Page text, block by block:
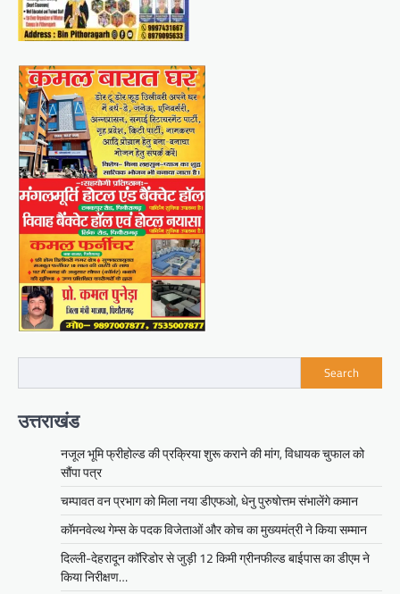
Search
उत्तराखंड
नजूल भूमि फ्रीहोल्ड की प्रक्रिया शुरू कराने की मांग, विधायक चुफाल को
सौंपा पत्र
चम्पावत वन प्रभाग को मिला नया डीएफओ, धेनु पुरुषोत्तम संभालेंगे कमान
कॉमनवेल्थ गेम्स के पदक विजेताओं और कोच का मुख्यमंत्री ने किया सम्मान
दिल्ली-देहरादून कॉरिडोर से जुड़ी 12 किमी ग्रीनफील्ड बाईपास का डीएम ने
किया निरीक्षण…